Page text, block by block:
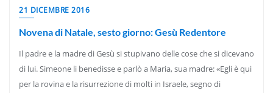
21 DICEMBRE 2016
Novena di Natale, sesto giorno: Gesù Redentore
Il padre e la madre di Gesù si stupivano delle cose che si dicevano
di lui. Simeone li benedisse e parlò a Maria, sua madre: «Egli è qui
per la rovina e la risurrezione di molti in Israele, segno di